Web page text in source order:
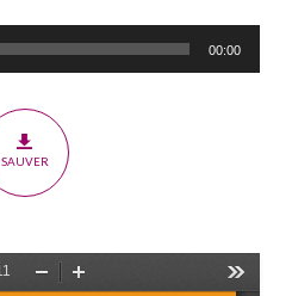
00:00
SAUVER